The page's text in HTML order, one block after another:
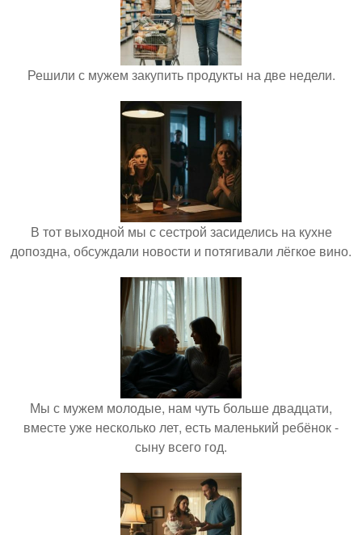
Решили с мужем закупить продукты на две недели.
В тот выходной мы с сестрой засиделись на кухне
допоздна, обсуждали новости и потягивали лёгкое вино.
Мы с мужем молодые, нам чуть больше двадцати,
вместе уже несколько лет, есть маленький ребёнок -
сыну всего год.